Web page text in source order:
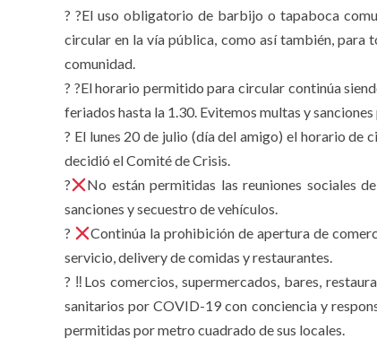
? ?El uso obligatorio de barbijo o tapaboca
circular en la vía pública, como así también, para
comunidad.
? ?El horario permitido para circular continúa
feriados hasta la 1.30. Evitemos multas y
? El lunes 20 de julio (día del amigo) el horario de
decidió el Comité de Crisis.
?
No están permitidas las reuniones sociales
sanciones y secuestro de vehículos.
?
Continúa la prohibición de apertura de
servicio, delivery de comidas y restaurantes.
? ‼Los comercios, supermercados, bares,
sanitarios por COVID-19 con conciencia y
permitidas por metro cuadrado de sus locales.